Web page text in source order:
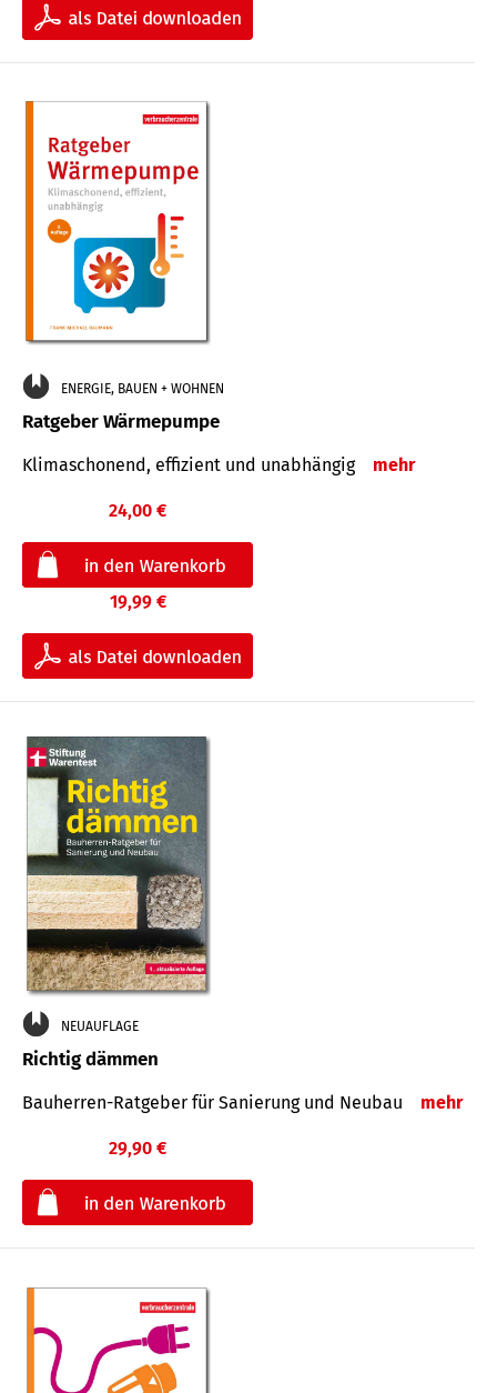
ENERGIE, BAUEN + WOHNEN
Ratgeber Wärmepumpe
Klimaschonend, effizient und unabhängig mehr
24,00 €
19,99 €
NEUAUFLAGE
Richtig dämmen
Bauherren-Ratgeber für Sanierung und Neubau mehr
29,90 €